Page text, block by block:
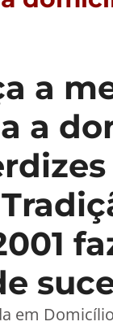
a
a
em